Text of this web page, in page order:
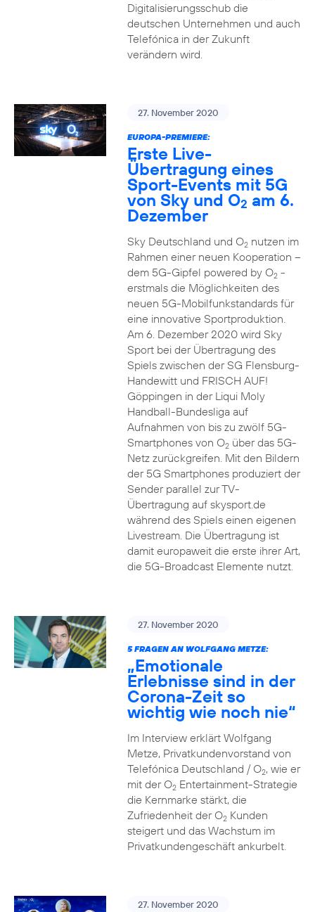
Digitalisierungsschub die
deutschen Unternehmen und auch
Telefónica in der Zukunft
verändern wird.
27. November 2020
EUROPA-PREMIERE:
Erste Live-
Übertragung eines
Sport-Events mit 5G
von Sky und O2 am 6.
Dezember
Sky Deutschland und O2nutzen im
Rahmen einer neuen Kooperation –
dem 5G-Gipfel powered by O2-
erstmals die Möglichkeiten des
neuen 5G-Mobilfunkstandards für
eine innovative Sportproduktion.
Am 6. Dezember 2020 wird Sky
Sport bei der Übertragung des
Spiels zwischen der SG Flensburg-
Handewitt und FRISCH AUF!
Göppingen in der Liqui Moly
Handball-Bundesliga auf
Aufnahmen von bis zu zwölf 5G-
Smartphones von O2über das 5G-
Netz zurückgreifen. Mit den Bildern
der 5G Smartphones produziert der
Sender parallel zur TV-
Übertragung auf skysport.de
während des Spiels einen eigenen
Livestream. Die Übertragung ist
damit europaweit die erste ihrer Art,
die 5G-Broadcast Elemente nutzt.
27. November 2020
5 FRAGEN AN WOLFGANG METZE:
„Emotionale
Erlebnisse sind in der
Corona-Zeit so
wichtig wie noch nie“
Im Interview erklärt Wolfgang
Metze, Privatkundenvorstand von
Telefónica Deutschland / O2, wie er
mit der O2Entertainment-Strategie
die Kernmarke stärkt, die
Zufriedenheit der O2Kunden
steigert und das Wachstum im
Privatkundengeschäft ankurbelt.
27. November 2020